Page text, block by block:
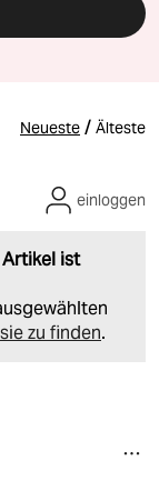
Neueste / Älteste
ist
zu finden.
einloggen